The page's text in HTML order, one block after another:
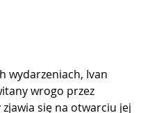
wydarzeniach, Ivan
wrogo przez
zjawia się na otwarciu jej